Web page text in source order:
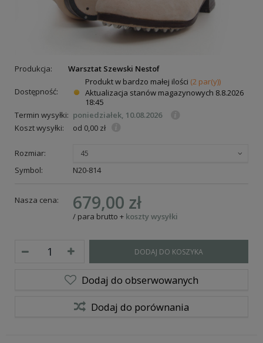
Produkcja: Warsztat Szewski Nestof
Dostępność:
Produkt w bardzo małej ilości (2 par(y))
Aktualizacja stanów magazynowych 8.8.2026
18:45
Termin wysyłki: poniedziałek, 10.08.2026
Koszt wysyłki:
od 0,00 zł
Rozmiar: 45
Symbol: N20-814
Nasza cena: 679,00 zł
/ para brutto + koszty wysyłki
DODAJ DO KOSZYKA
Dodaj do obserwowanych
Dodaj do porównania